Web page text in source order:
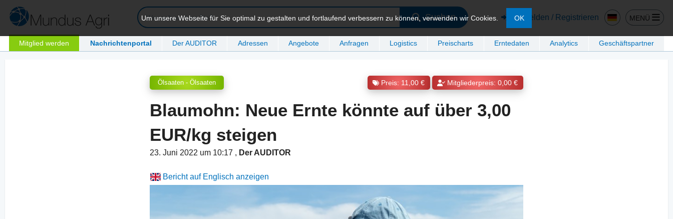
Suchen Anmelden / Registrieren MENÜ
Mitglied werden Nachrichtenportal Der AUDITOR Adressen Angebote Anfragen Logistics Preischarts Erntedaten Analytics Geschäftspartner
Um unsere Webseite für Sie optimal zu gestalten und fortlaufend verbessern zu können, verwenden wir Cookies. OK
Ölsaaten - Ölsaaten Preis: 11,00 € Mitgliederpreis: 0,00 €
Blaumohn: Neue Ernte könnte auf über 3,00
EUR/kg steigen
23. Juni 2022 um 10:17 , Der AUDITOR
Bericht auf Englisch anzeigen